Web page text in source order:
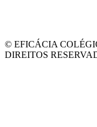
© EFICÁCIA
DIREITOS